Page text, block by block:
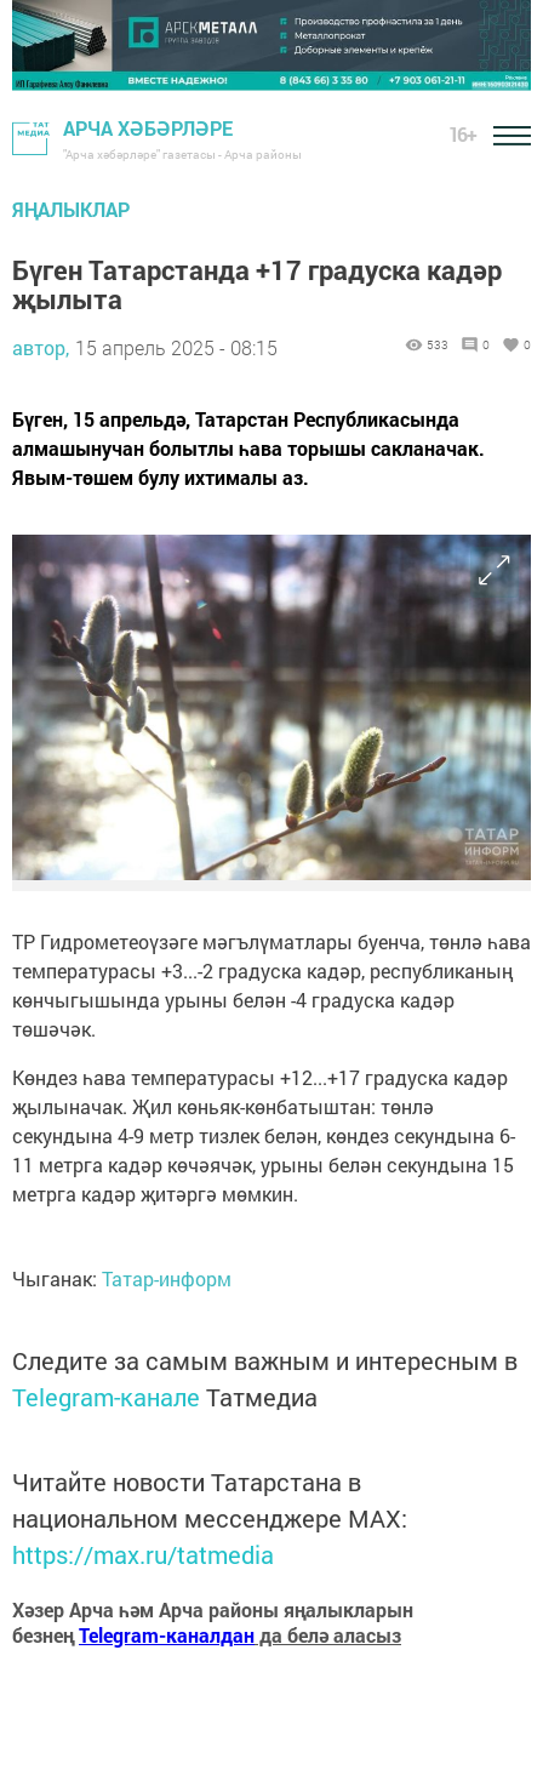
АРЧА ХӘБӘРЛӘРЕ
"Арча хәбәрләре" газетасы - Арча районы
16+
ЯҢАЛЫКЛАР
Бүген Татарстанда +17 градуска кадәр
җылыта
автор, 15 апрель 2025 - 08:15 533 0 0
Бүген, 15 апрельдә, Татарстан Республикасында
алмашынучан болытлы һава торышы сакланачак.
Явым-төшем булу ихтималы аз.
ТР Гидрометеоүзәге мәгълүматлары буенча, төнлә һава
температурасы +3...-2 градуска кадәр, республиканың
көнчыгышында урыны белән -4 градуска кадәр
төшәчәк.
Көндез һава температурасы +12...+17 градуска кадәр
җылыначак. Җил көньяк-көнбатыштан: төнлә
секундына 4-9 метр тизлек белән, көндез секундына 6-
11 метрга кадәр көчәячәк, урыны белән секундына 15
метрга кадәр җитәргә мөмкин.
Чыганак: Татар-информ
Следите за самым важным и интересным в
Telegram-канале Татмедиа
Читайте новости Татарстана в
национальном мессенджере MАХ:
https://max.ru/tatmedia
Хәзер Арча һәм Арча районы яңалыкларын
безнеңTelegram-каналданда белә аласыз